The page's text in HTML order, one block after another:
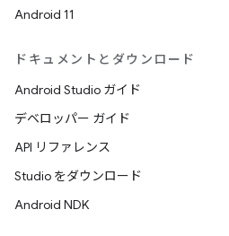
Android 11
ドキュメントとダウンロード
Android Studio ガイド
デベロッパー ガイド
API リファレンス
Studio をダウンロード
Android NDK